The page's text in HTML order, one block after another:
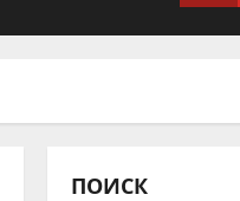
ПОИСК